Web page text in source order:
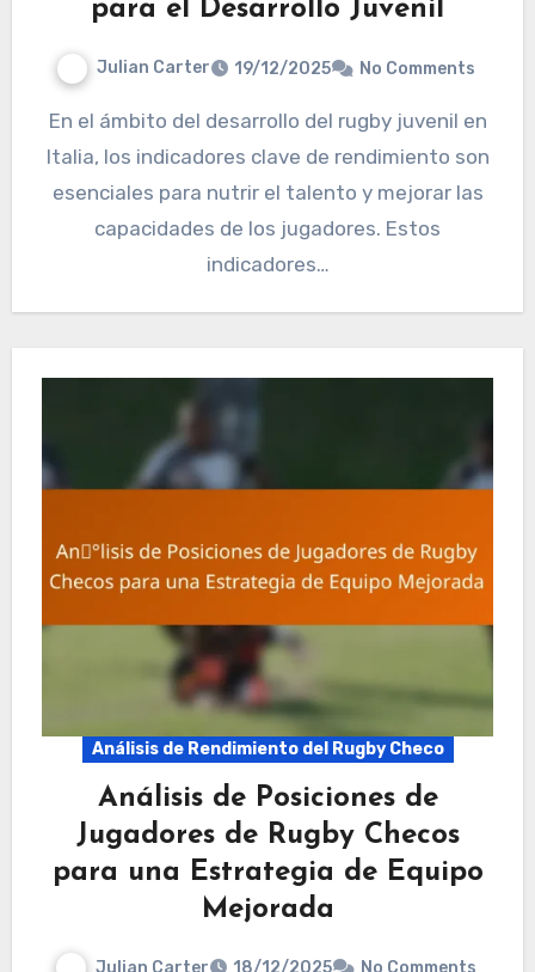
para el Desarrollo Juvenil
Julian Carter 19/12/2025 No Comments
En el ámbito del desarrollo del rugby juvenil en
Italia, los indicadores clave de rendimiento son
esenciales para nutrir el talento y mejorar las
capacidades de los jugadores. Estos
indicadores…
Análisis de Rendimiento del Rugby Checo
Análisis de Posiciones de
Jugadores de Rugby Checos
para una Estrategia de Equipo
Mejorada
Julian Carter